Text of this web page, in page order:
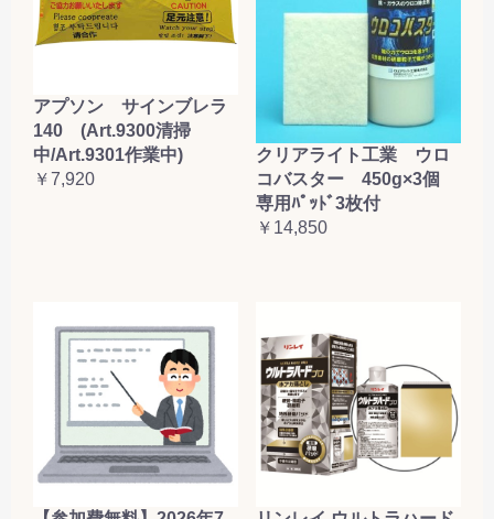
アプソン サインブレラ
140 (Art.9300清掃
中/Art.9301作業中)
￥7,920
クリアライト工業 ウロ
コバスター 450g×3個
専用ﾊﾟｯﾄﾞ3枚付
￥14,850